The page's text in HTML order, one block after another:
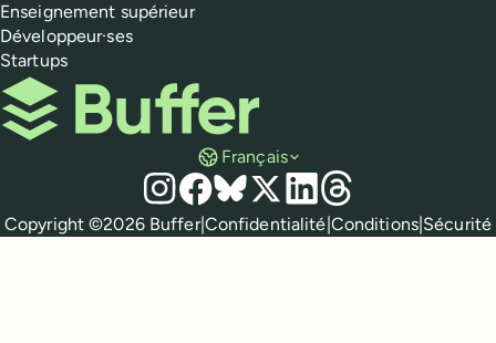
Enseignement supérieur
Développeur·ses
Startups
Buffer
Français
Réseaux sociaux
Instagram
Facebook
Bluesky
X LinkedIn
Threads
Mentions légales
Copyright ©2026Buffer|Confidentialité Conditions| Sécurité